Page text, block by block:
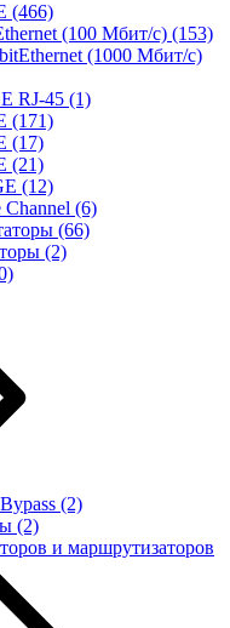
(466)
(100 Мбит/с) (153)
(1000 Мбит/с)
RJ-45 (1)
(171)
(17)
(21)
(12)
(6)
(66)
(2)
(2)
(2)
и маршрутизаторов